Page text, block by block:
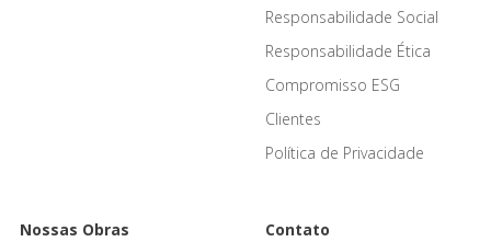
Responsabilidade Social
Responsabilidade Ética
Compromisso ESG
Clientes
Política de Privacidade
Nossas Obras Contato